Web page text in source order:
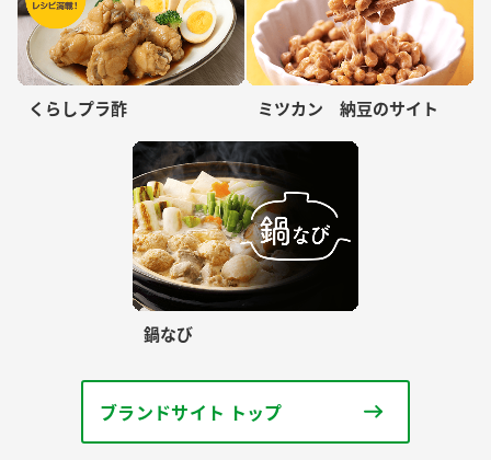
くらしプラ酢 ミツカン 納豆のサイト
鍋なび
ブランドサイト トップ